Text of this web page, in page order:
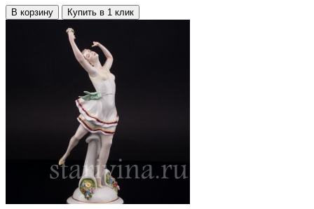
В корзину Купить в 1 клик